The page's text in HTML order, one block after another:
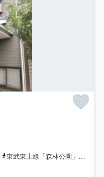
東武東上線「森林公園」駅 徒歩39分